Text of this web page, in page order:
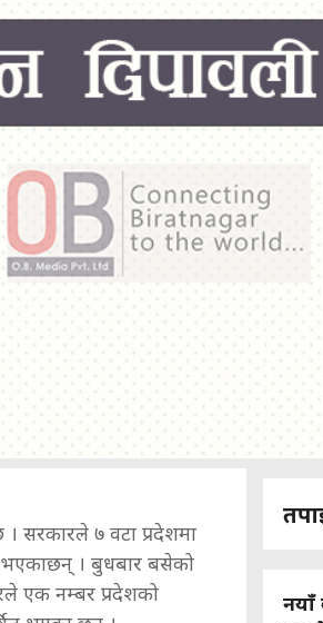
सरकारले ७ वटा प्रदेशमा
भएकाछन् । बुधबार बसेको
एक नम्बर प्रदेशको
नयाँ